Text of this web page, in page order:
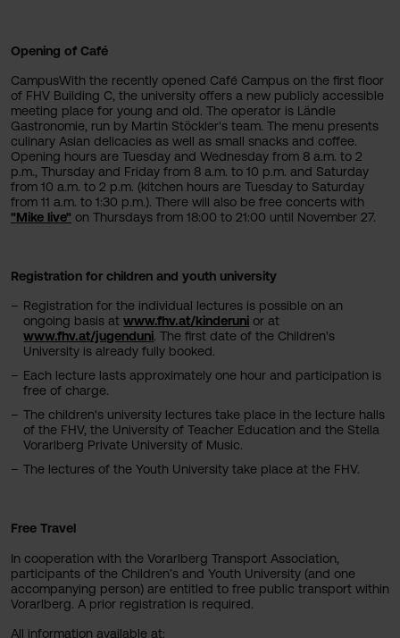
Opening of Café
CampusWith the recently opened Café Campus on the first floor
of FHV Building C, the university offers a new publicly accessible
meeting place for young and old. The operator is Ländle
Gastronomie, run by Martin Stöckler's team. The menu presents
culinary Asian delicacies as well as small snacks and coffee.
Opening hours are Tuesday and Wednesday from 8 a.m. to 2
p.m., Thursday and Friday from 8 a.m. to 10 p.m. and Saturday
from 10 a.m. to 2 p.m. (kitchen hours are Tuesday to Saturday
from 11 a.m. to 1:30 p.m.). There will also be free concerts with
"Mike live" on Thursdays from 18:00 to 21:00 until November 27.
Registration for children and youth university
Registration for the individual lectures is possible on an
ongoing basis atwww.fhv.at/kinderuni or at
www.fhv.at/jugenduni. The first date of the Children's
University is already fully booked.
Each lecture lasts approximately one hour and participation is
free of charge.
The children's university lectures take place in the lecture halls
of the FHV, the University of Teacher Education and the Stella
Vorarlberg Private University of Music.
The lectures of the Youth University take place at the FHV.
Free Travel
In cooperation with the Vorarlberg Transport Association,
participants of the Children’s and Youth University (and one
accompanying person) are entitled to free public transport within
Vorarlberg. A prior registration is required.
All information available at: